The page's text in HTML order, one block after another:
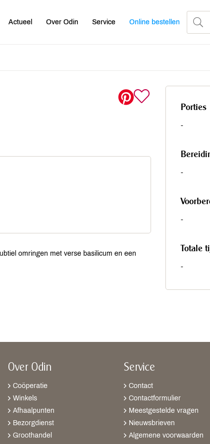
Actueel Over Odin Service Online bestellen
omringen met verse basilicum en een
Porties
-
-
-
Totale
-
Over Odin
Coöperatie
Winkels
Afhaalpunten
Bezorgdienst
Groothandel
Service
Contact
Contactformulier
Meestgestelde vragen
Nieuwsbrieven
Algemene voorwaarden